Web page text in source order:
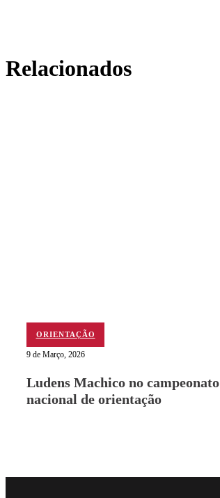
Relacionados
ORIENTAÇÃO
9 de Março, 2026
Ludens Machico no campeonato
nacional de orientação